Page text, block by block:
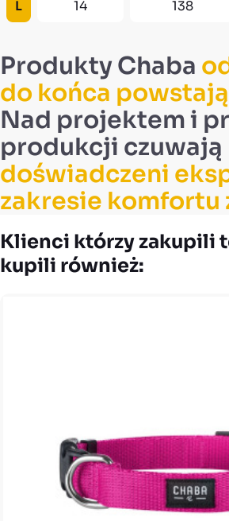
L 14 138
Produkty Chaba
do końca
Nad projektem i
produkcji czuwają
doświadczeni
zakresie komfortu
Klienci którzy zakupili
kupili również: